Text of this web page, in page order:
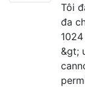
Tôi
đa
&gt;